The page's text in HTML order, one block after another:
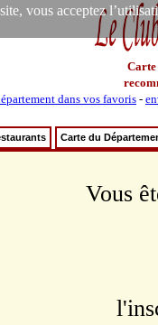
vous acceptez
Carte
dans vos favoris -
Carte du
Vous